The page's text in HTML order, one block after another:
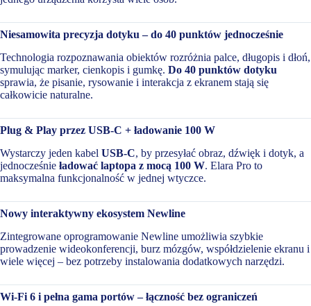
Niesamowita precyzja dotyku – do 40 punktów jednocześnie
Technologia rozpoznawania obiektów rozróżnia palce, długopis i dłoń,
symulując marker, cienkopis i gumkę. Do 40 punktów dotyku
sprawia, że pisanie, rysowanie i interakcja z ekranem stają się
całkowicie naturalne.
Plug & Play przez USB-C + ładowanie 100 W
Wystarczy jeden kabel USB-C, by przesyłać obraz, dźwięk i dotyk, a
jednocześnie ładować laptopa z mocą 100 W. Elara Pro to
maksymalna funkcjonalność w jednej wtyczce.
Nowy interaktywny ekosystem Newline
Zintegrowane oprogramowanie Newline umożliwia szybkie
prowadzenie wideokonferencji, burz mózgów, współdzielenie ekranu i
wiele więcej – bez potrzeby instalowania dodatkowych narzędzi.
Wi-Fi 6 i pełna gama portów – łączność bez ograniczeń